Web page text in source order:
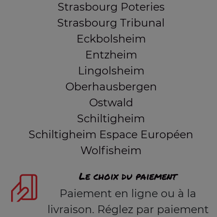
Strasbourg Poteries
Strasbourg Tribunal
Eckbolsheim
Entzheim
Lingolsheim
Oberhausbergen
Ostwald
Schiltigheim
Schiltigheim Espace Européen
Wolfisheim
Le choix du paiement
Paiement en ligne ou à la
livraison. Réglez par paiement